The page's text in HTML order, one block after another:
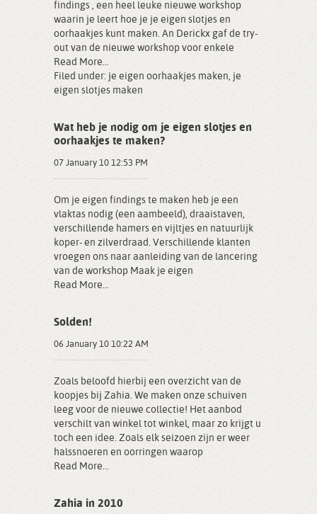
findings , een heel leuke nieuwe workshop
waarin je leert hoe je je eigen slotjes en
oorhaakjes kunt maken. An Derickx gaf de try-
out van de nieuwe workshop voor enkele
Read More...
Filed under: je eigen oorhaakjes maken, je
eigen slotjes maken
Wat heb je nodig om je eigen slotjes en
oorhaakjes te maken?
07 January 10 12:53 PM
Om je eigen findings te maken heb je een
vlaktas nodig (een aambeeld), draaistaven,
verschillende hamers en vijltjes en natuurlijk
koper- en zilverdraad. Verschillende klanten
vroegen ons naar aanleiding van de lancering
van de workshop Maak je eigen
Read More...
Solden!
06 January 10 10:22 AM
Zoals beloofd hierbij een overzicht van de
koopjes bij Zahia. We maken onze schuiven
leeg voor de nieuwe collectie! Het aanbod
verschilt van winkel tot winkel, maar zo krijgt u
toch een idee. Zoals elk seizoen zijn er weer
halssnoeren en oorringen waarop
Read More...
Zahia in 2010